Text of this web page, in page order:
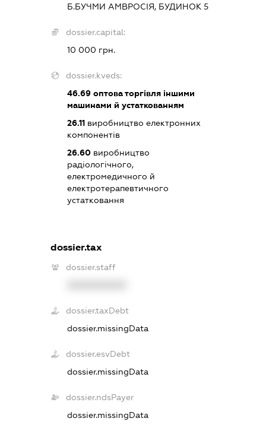
Б.БУЧМИ АМВРОСІЯ, БУДИНОК 5
dossier.capital:
10 000 грн.
dossier.kveds:
46.69 оптова торгівля іншими
машинами й устаткованням
26.11 виробництво електронних
компонентів
26.60 виробництво
радіологічного,
електромедичного й
електротерапевтичного
устатковання
dossier.tax
dossier.staff
dossier.taxDebt
dossier.missingData
dossier.esvDebt
dossier.missingData
dossier.ndsPayer
dossier.missingData